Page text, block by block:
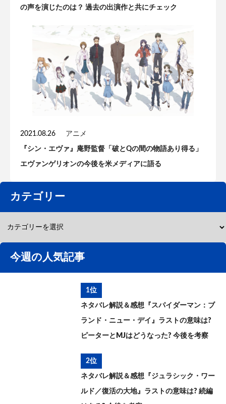
の声を演じたのは？ 過去の出演作と共にチェック
2021.08.26 アニメ
『シン・エヴァ』庵野監督「破とQの間の物語あり得る」
エヴァンゲリオンの今後を米メディアに語る
カテゴリー
今週の人気記事
1位
ネタバレ解説＆感想『スパイダーマン：ブ
ランド・ニュー・デイ』ラストの意味は?
ピーターとMJはどうなった? 今後を考察
2位
ネタバレ解説＆感想『ジュラシック・ワー
ルド／復活の大地』ラストの意味は? 続編